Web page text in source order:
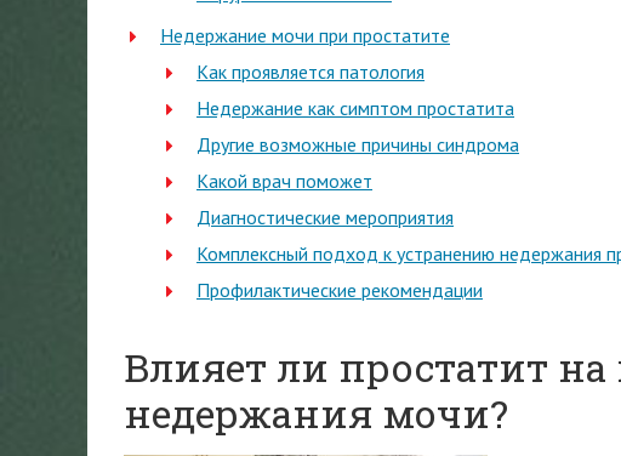
Недержание мочи при простатите
Как проявляется патология
Недержание как симптом простатита
Другие возможные причины синдрома
Какой врач поможет
Диагностические мероприятия
Комплексный подход к устранению недержания
Профилактические рекомендации
Влияет ли простатит
недержания мочи?